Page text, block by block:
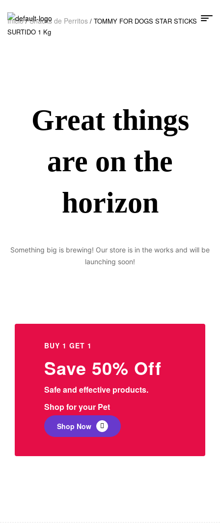
Inicio/Snacks de Perritos / TOMMY FOR DOGS STAR STICKS
SURTIDO 1 Kg
Great things
are on the
horizon
Something big is brewing! Our store is in the works and will be
launching soon!
BUY 1 GET 1
Save 50% Off
Safe and effective products.
Shop for your Pet
Shop Now